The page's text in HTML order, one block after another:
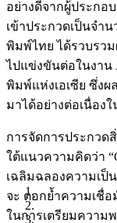
อย่างดีจากผู้ประกอ
เข้าประกวดเป็นจำ
พิมพ์ไทย ได้รวบรวม
ไปแข่งขันต่อในงาน
พิมพ์แห่งเอเซีย ซึ่งผ
มาได้อย่างต่อเนื่อง
การจัดการประกวด
ใต้แนวความคิดว่า
เฉลิมฉลองความเป็
จะ ตอกย้ำความเชื่
ในการเตรียมความ